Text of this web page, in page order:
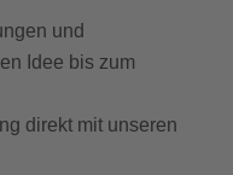
und
Idee bis zum
direkt mit unseren